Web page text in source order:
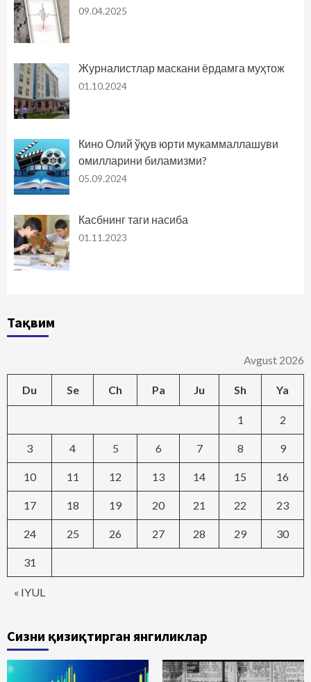
09.04.2025
Журналистлар маскани ёрдамга муҳтож
01.10.2024
Кино Олий ўқув юрти мукаммаллашуви
омилларини биламизми?
05.09.2024
Касбнинг таги насиба
01.11.2023
Тақвим
Avgust 2026
Du Se Ch Pa Ju Sh Ya
« IYUL
1 2
3 4 5 6 7 8 9
10 11 12 13 14 15 16
17 18 19 20 21 22 23
24 25 26 27 28 29 30
31
Сизни қизиқтирган янгиликлар